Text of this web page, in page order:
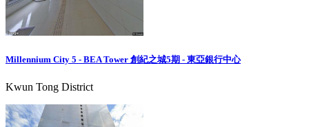
Millennium City 5 - BEA Tower 創紀之城5期 - 東亞銀行中心
Kwun Tong District